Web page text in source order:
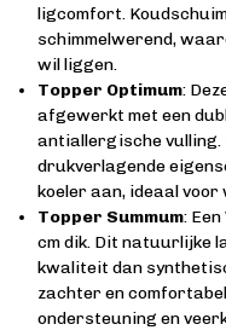
ligcomfort.
schimmelwerend,
wil liggen.
Topper Optimum:
afgewerkt met een
antiallergische
drukverlagende
koeler aan, ideaal
Topper Summum:
cm dik. Dit natuurlijke
kwaliteit dan
zachter en
ondersteuning en